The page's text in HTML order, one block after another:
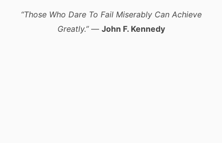
“Those Who Dare To Fail Miserably Can Achieve
Greatly.”— John F. Kennedy